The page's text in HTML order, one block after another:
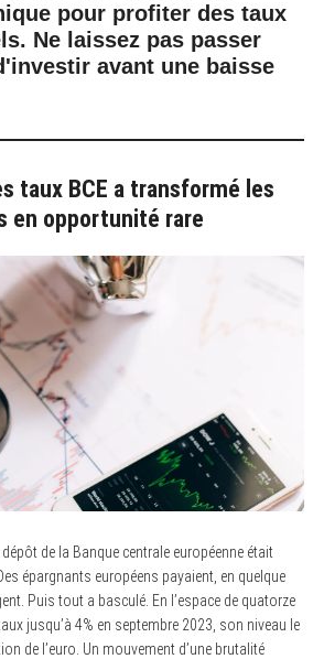
pour profiter des taux
Ne laissez pas passer
avant une baisse
taux BCE a transformé les
en opportunité rare
de la Banque centrale européenne était
épargnants européens payaient, en quelque
Puis tout a basculé. En l’espace de quatorze
jusqu’à 4% en septembre 2023, son niveau le
de l’euro. Un mouvement d’une brutalité